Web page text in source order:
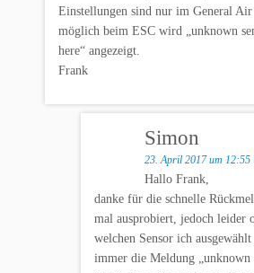
Einstellungen sind nur im General
möglich beim ESC wird „unknown
here“ angezeigt.
Frank
Simon
23. April 2017 um
Hallo Frank,
danke für die schnelle
mal ausprobiert, jedoch leider
welchen Sensor ich
immer die Meldung „unknown